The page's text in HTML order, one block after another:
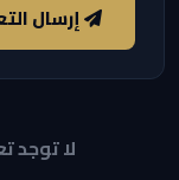
إرسال
لا توجد